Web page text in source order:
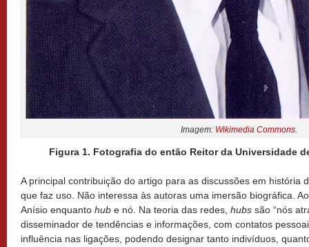
Imagem: Wikimedia Commons.
Figura 1. Fotografia do então Reitor da Universidade
A principal contribuição do artigo para as discussões em história
que faz uso. Não interessa às autoras uma imersão biográfica.
Anísio enquanto hub e nó. Na teoria das redes, hubs são “nós
disseminador de tendências e informações, com contatos
influência nas ligações, podendo designar tanto indivíduos,